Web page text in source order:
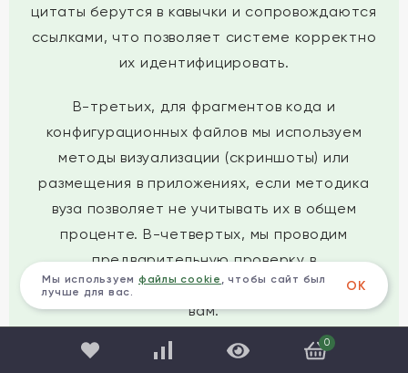
цитаты берутся в кавычки и сопровождаются
ссылками, что позволяет системе корректно
их идентифицировать.
В-третьих, для фрагментов кода и
конфигурационных файлов мы используем
методы визуализации (скриншоты) или
размещения в приложениях, если методика
вуза позволяет не учитывать их в общем
проценте. В-четвертых, мы проводим
предварительную проверку в
профессиональных системах перед сдачей
вам.
0
Мы используем файлы cookie , чтобы сайт был
лучше для вас.
ОК